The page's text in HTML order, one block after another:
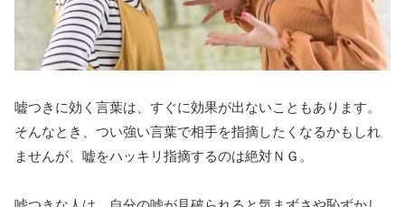
嘘つきに効く言葉は、すぐに効果が出ないこともあります。
そんなとき、つい強い言葉で相手を指摘したくなるかもしれ
ませんが、嘘をハッキリ指摘するのは絶対ＮＧ。